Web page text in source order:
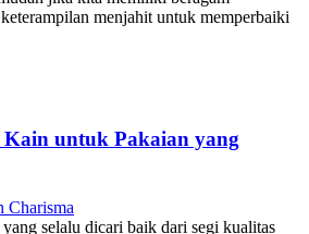
menjahit untuk memperbaiki
Kain untuk Pakaian yang
Charisma
selalu dicari baik dari segi kualitas